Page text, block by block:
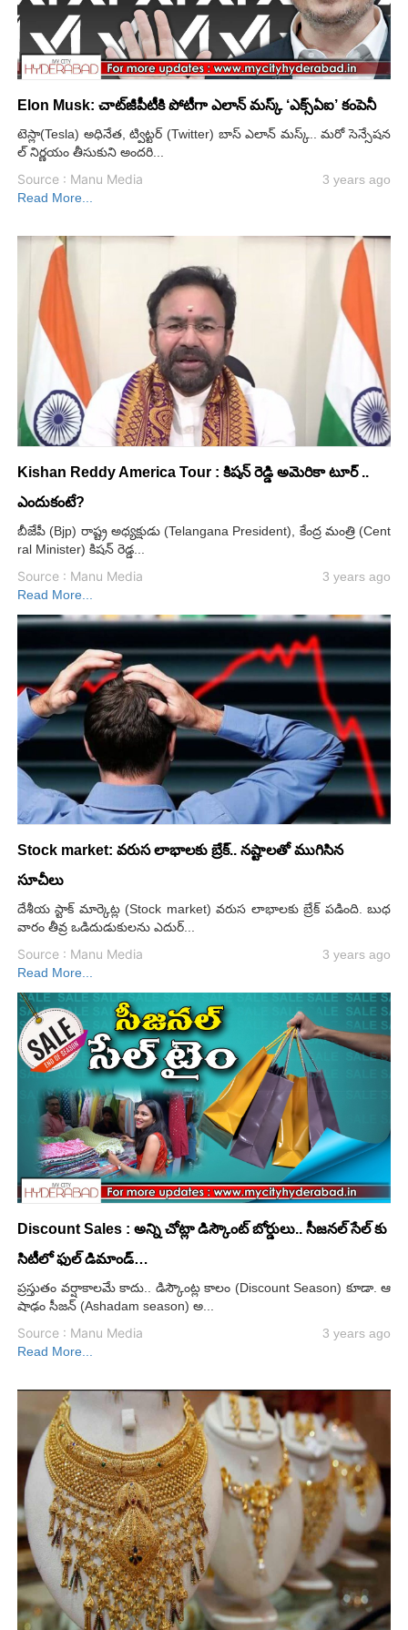
Elon Musk: చాట్‌జీపీటీకి పోటీగా ఎలాన్ మస్క్ ‘ఎక్స్‌ఏఐ’ కంపెనీ
టెస్లా(Tesla) అధినేత, ట్విట్టర్ (Twitter) బాస్ ఎలాన్ మస్క్.. మరో సెన్సేషన
ల్ నిర్ణయం తీసుకుని అందరి...
Source : Manu Media
3 years ago
Read More...
Kishan Reddy America Tour : కిషన్ రెడ్డి అమెరికా టూర్ ..
ఎందుకంటే?
బీజేపీ (Bjp) రాష్ట్ర అధ్యక్షుడు (Telangana President), కేంద్ర మంత్రి (Cent
ral Minister) కిషన్ రెడ్డ...
Source : Manu Media
3 years ago
Read More...
Stock market: వరుస లాభాలకు బ్రేక్.. నష్టాలతో ముగిసిన
సూచీలు
దేశీయ స్టాక్ మార్కెట్ల (Stock market) వరుస లాభాలకు బ్రేక్ పడింది. బుధ
వారం తీవ్ర ఒడిదుడుకులను ఎదుర్...
Source : Manu Media
3 years ago
Read More...
Discount Sales : అన్ని చోట్లా డిస్కౌంట్ బోర్డులు.. సీజనల్ సేల్ కు
సిటీలో ఫుల్ డిమాండ్…
ప్రస్తుతం వర్షాకాలమే కాదు.. డిస్కౌంట్ల కాలం (Discount Season) కూడా. ఆ
షాఢం సీజన్ (Ashadam season) అ...
Source : Manu Media
3 years ago
Read More...